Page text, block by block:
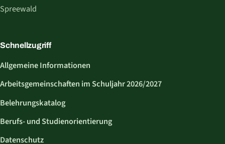
Spreewald
Schnellzugriff
Allgemeine Informationen
Arbeitsgemeinschaften im Schuljahr 2026/2027
Belehrungskatalog
Berufs- und Studienorientierung
Datenschutz